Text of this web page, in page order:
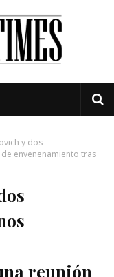
y dos
envenenamiento tras
reunión